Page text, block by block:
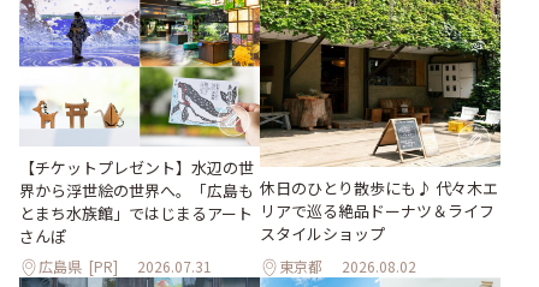
【チケットプレゼント】水辺の世
界から浮世絵の世界へ。「広島も
とまち水族館」ではじまるアート
さんぽ
広島県 [PR] 2026.07.31
休日のひとり散歩にも♪ 代々木エ
リアで巡る絶品ドーナツ＆ライフ
スタイルショップ
東京都 2026.08.02